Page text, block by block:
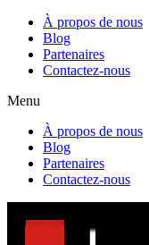
À propos de nous
Blog
Partenaires
Contactez-nous
Menu
À propos de nous
Blog
Partenaires
Contactez-nous